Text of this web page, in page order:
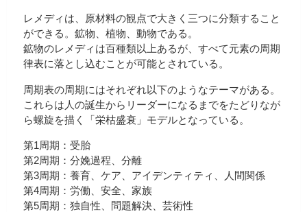
レメディは、原材料の観点で大きく三つに分類すること
ができる。鉱物、植物、動物である。
鉱物のレメディは百種類以上あるが、すべて元素の周期
律表に落とし込むことが可能とされている。
周期表の周期にはそれぞれ以下のようなテーマがある。
これらは人の誕生からリーダーになるまでをたどりなが
ら螺旋を描く「栄枯盛衰」モデルとなっている。
第1周期：受胎
第2周期：分娩過程、分離
第3周期：養育、ケア、アイデンティティ、人間関係
第4周期：労働、安全、家族
第5周期：独自性、問題解決、芸術性